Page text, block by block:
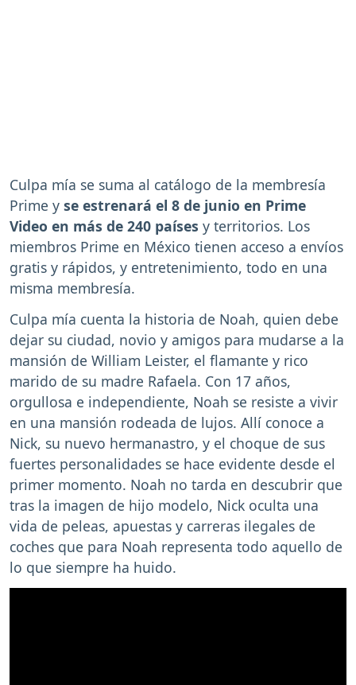
Culpa mía se suma al catálogo de la membresía
Prime y se estrenará el 8 de junio en Prime
Video en más de 240 países y territorios. Los
miembros Prime en México tienen acceso a envíos
gratis y rápidos, y entretenimiento, todo en una
misma membresía.
Culpa mía cuenta la historia de Noah, quien debe
dejar su ciudad, novio y amigos para mudarse a la
mansión de William Leister, el flamante y rico
marido de su madre Rafaela. Con 17 años,
orgullosa e independiente, Noah se resiste a vivir
en una mansión rodeada de lujos. Allí conoce a
Nick, su nuevo hermanastro, y el choque de sus
fuertes personalidades se hace evidente desde el
primer momento. Noah no tarda en descubrir que
tras la imagen de hijo modelo, Nick oculta una
vida de peleas, apuestas y carreras ilegales de
coches que para Noah representa todo aquello de
lo que siempre ha huido.